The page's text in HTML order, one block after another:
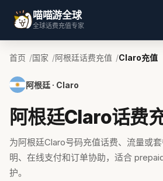
喵喵游全球
全球话费充值专家
首页 国家 阿根廷话费充值 Claro充值
阿根廷 · Claro
阿根廷Claro话费
为阿根廷Claro号码充值话费、流量或
明、在线支付和订单协助，适合
护。